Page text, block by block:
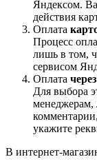
Яндексом.
действия
Оплата
Процесс
лишь в том,
сервисом
Оплата
Для выбора
менеджерам,
укажите
В интернет-